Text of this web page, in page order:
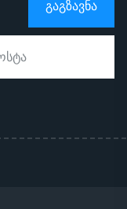
ᲒᲐᲒᲖᲐᲕᲜᲐ